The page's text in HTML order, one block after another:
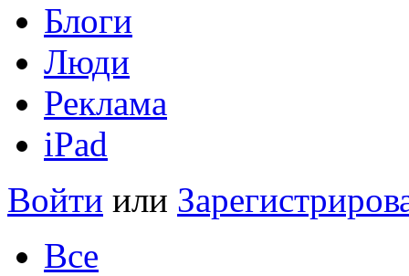
Блоги
Люди
Реклама
iPad
Войти или
Все